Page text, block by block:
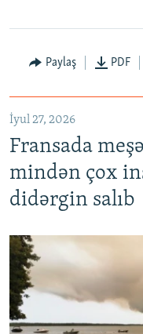
Paylaş PDF
İyul 27, 2026
Fransada
mindən çox
didərgin salıb